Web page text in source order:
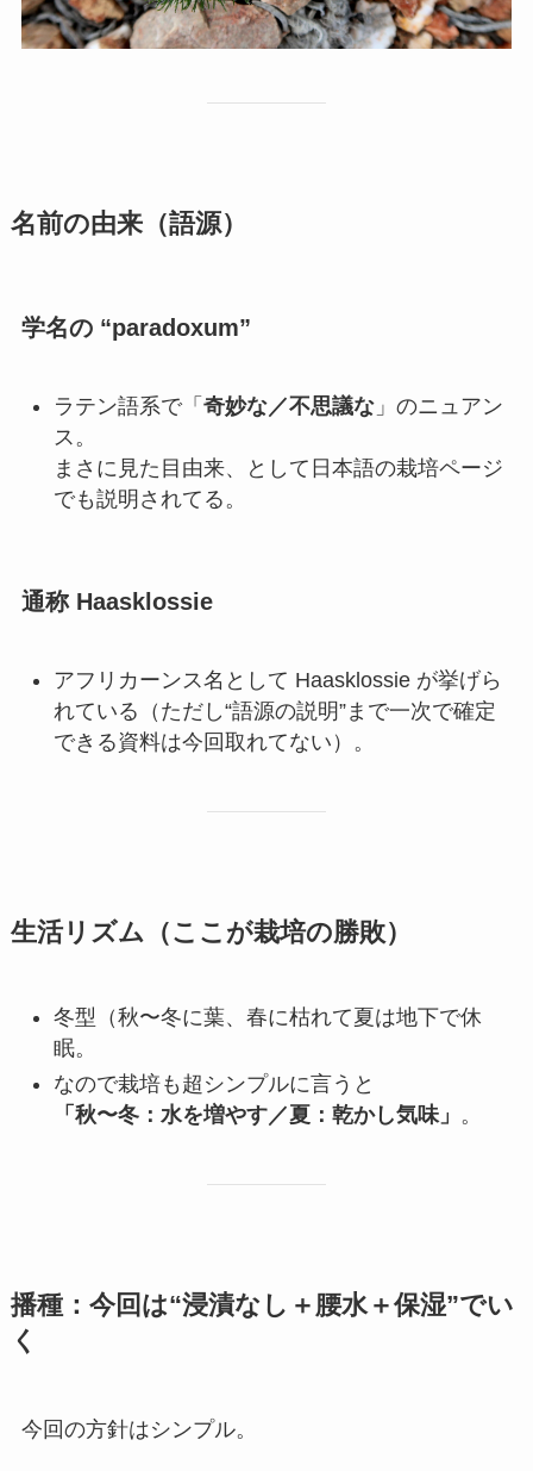
名前の由来（語源）
学名の “paradoxum”
ラテン語系で「 奇妙な／不思議な」のニュアン
ス。
まさに見た目由来、として日本語の栽培ページ
でも説明されてる。
通称 Haasklossie
アフリカーンス名として Haasklossie が挙げら
れている（ただし“語源の説明”まで一次で確定
できる資料は今回取れてない）。
生活リズム（ここが栽培の勝敗）
冬型（秋〜冬に葉、春に枯れて夏は地下で休
眠。
なので栽培も超シンプルに言うと
「秋〜冬：水を増やす／夏：乾かし気味」 。
播種：今回は“浸漬なし＋腰水＋保湿”でい
く
今回の方針はシンプル。